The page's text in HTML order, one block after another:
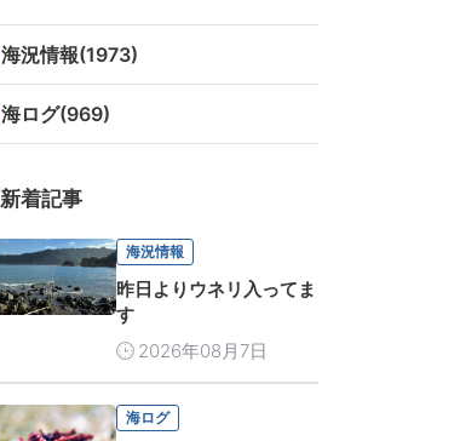
海況情報(1973)
海ログ(969)
新着記事
海況情報
昨日よりウネリ入ってま
す
2026年08月7日
海ログ